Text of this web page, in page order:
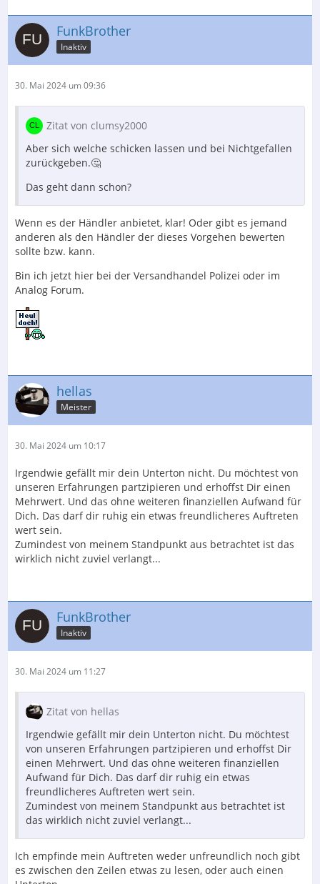
FunkBrother
Inaktiv
30. Mai 2024 um 09:36
Zitat von clumsy2000
Aber sich welche schicken lassen und bei Nichtgefallen
zurückgeben.🤔
Das geht dann schon?
Wenn es der Händler anbietet, klar! Oder gibt es jemand
anderen als den Händler der dieses Vorgehen bewerten
sollte bzw. kann.
Bin ich jetzt hier bei der Versandhandel Polizei oder im
Analog Forum.
hellas
Meister
30. Mai 2024 um 10:17
Irgendwie gefällt mir dein Unterton nicht. Du möchtest von
unseren Erfahrungen partzipieren und erhoffst Dir einen
Mehrwert. Und das ohne weiteren finanziellen Aufwand für
Dich. Das darf dir ruhig ein etwas freundlicheres Auftreten
wert sein.
Zumindest von meinem Standpunkt aus betrachtet ist das
wirklich nicht zuviel verlangt...
FunkBrother
Inaktiv
30. Mai 2024 um 11:27
Zitat von hellas
Irgendwie gefällt mir dein Unterton nicht. Du möchtest
von unseren Erfahrungen partzipieren und erhoffst Dir
einen Mehrwert. Und das ohne weiteren finanziellen
Aufwand für Dich. Das darf dir ruhig ein etwas
freundlicheres Auftreten wert sein.
Zumindest von meinem Standpunkt aus betrachtet ist
das wirklich nicht zuviel verlangt...
Ich empfinde mein Auftreten weder unfreundlich noch gibt
es zwischen den Zeilen etwas zu lesen, oder auch einen